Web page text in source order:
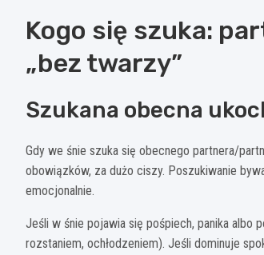
Kogo się szuka:
„bez twarzy”
Szukana obecna
Gdy we śnie szuka się obecnego partnera/
obowiązków, za dużo ciszy. Poszukiwanie
emocjonalnie.
Jeśli w śnie pojawia się pośpiech, panika albo
rozstaniem, ochłodzeniem). Jeśli dominuje